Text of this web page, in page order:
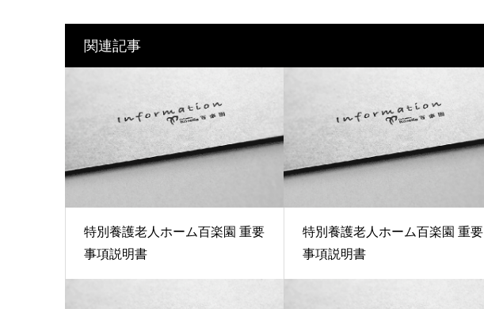
関連記事
特別養護老人ホーム百楽園 重要
事項説明書
特別養護老人ホーム百楽園 重要
事項説明書